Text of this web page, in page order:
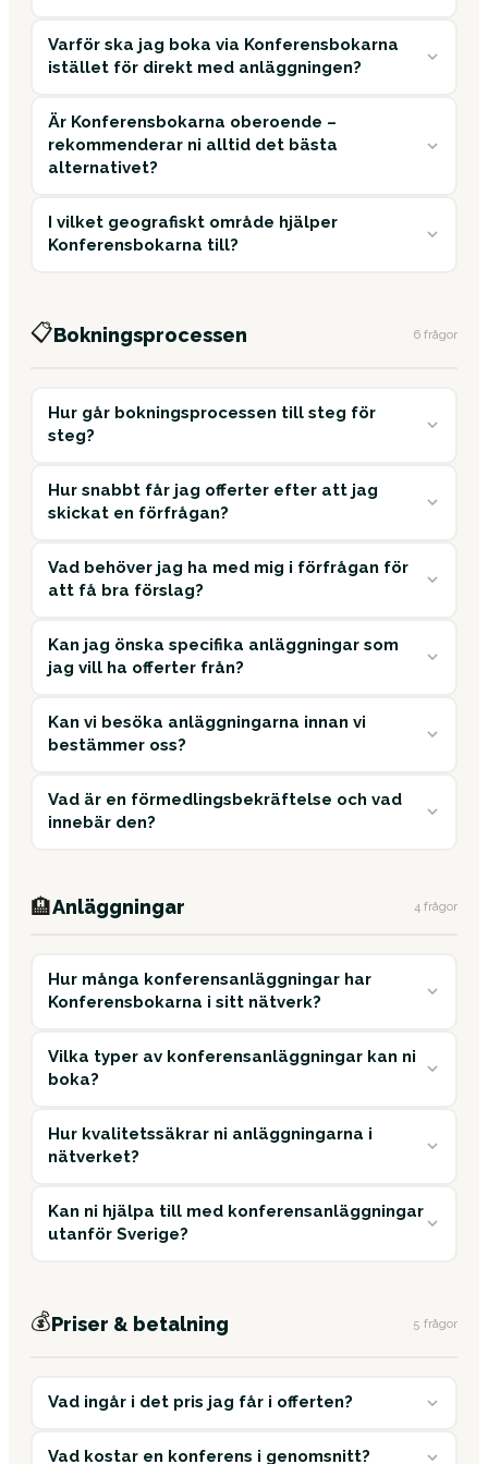
Varför ska jag boka via Konferensbokarna
istället för direkt med anläggningen?
Är Konferensbokarna oberoende –
rekommenderar ni alltid det bästa
alternativet?
I vilket geografiskt område hjälper
Konferensbokarna till?
📋Bokningsprocessen 6 frågor
Hur går bokningsprocessen till steg för
steg?
Hur snabbt får jag offerter efter att jag
skickat en förfrågan?
Vad behöver jag ha med mig i förfrågan för
att få bra förslag?
Kan jag önska specifika anläggningar som
jag vill ha offerter från?
Kan vi besöka anläggningarna innan vi
bestämmer oss?
Vad är en förmedlingsbekräftelse och vad
innebär den?
🏨Anläggningar 4 frågor
Hur många konferensanläggningar har
Konferensbokarna i sitt nätverk?
Vilka typer av konferensanläggningar kan ni
boka?
Hur kvalitetssäkrar ni anläggningarna i
nätverket?
Kan ni hjälpa till med konferensanläggningar
utanför Sverige?
💰Priser & betalning 5 frågor
Vad ingår i det pris jag får i offerten?
Vad kostar en konferens i genomsnitt?